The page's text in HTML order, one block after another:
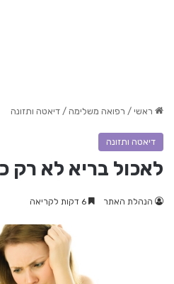
ראשי / רפואה משלימה / דיאטה ותזונה
דיאטה ותזונה
לאכול בריא לא רק
הנהלת האתר